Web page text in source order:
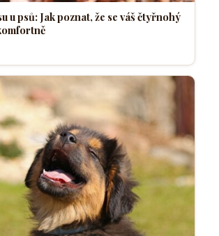
u psů: Jak poznat, že se váš čtyřnohý